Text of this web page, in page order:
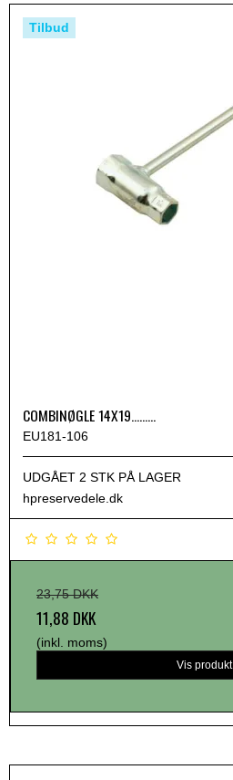
Tilbud
COMBINØGLE 14X19.........
EU181-106
UDGÅET 2 STK PÅ LAGER
hpreservedele.dk
23,75 DKK
11,88 DKK
(inkl. moms)
Vis produkt